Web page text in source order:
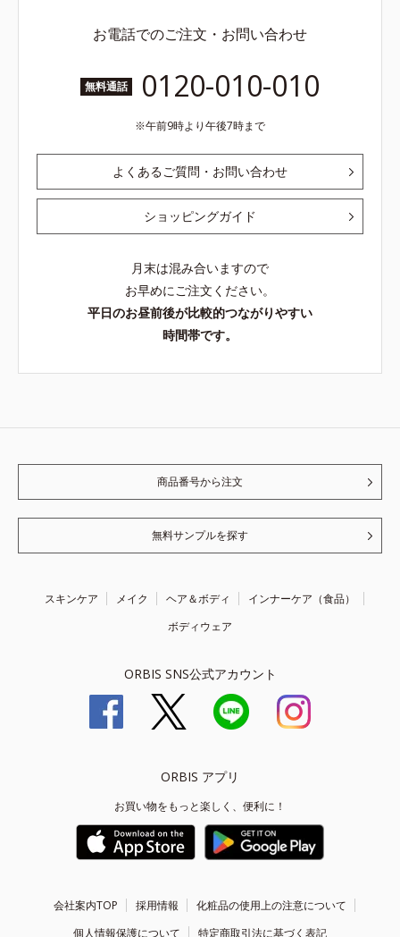
お電話でのご注文・お問い合わせ
無料通話 0120-010-010
午前9時より午後7時まで
よくあるご質問・お問い合わせ
ショッピングガイド
月末は混み合いますので
お早めにご注文ください。
平日のお昼前後が比較的つながりやすい
時間帯です。
商品番号から注文
無料サンプルを探す
スキンケア メイク ヘア＆ボディ
インナーケア（食品）
ボディウェア
ORBIS SNS公式アカウント
ORBIS アプリ
お買い物をもっと楽しく、便利に！
会社案内TOP 採用情報
化粧品の使用上の注意について
個人情報保護について
特定商取引法に基づく表記